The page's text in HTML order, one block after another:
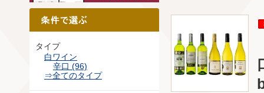
タイプ
白ワイン
辛口 (96)
⇒全てのタイプ